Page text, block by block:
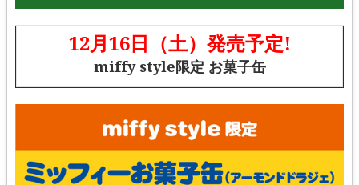
12月16日（土）発売予定!
miffy style限定 お菓子缶